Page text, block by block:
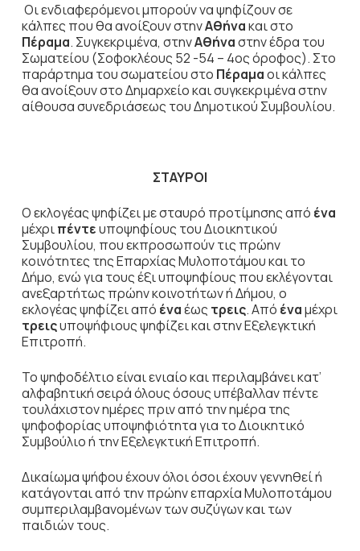
Οι ενδιαφερόμενοι μπορούν να ψηφίζουν σε
κάλπες που θα ανοίξουν στηνΑθήνακαι στο
Πέραμα. Συγκεκριμένα, στηνΑθήναστην έδρα του
Σωματείου (Σοφοκλέους 52 -54 – 4ος όροφος). Στο
παράρτημα του σωματείου στο Πέραμαοι κάλπες
θα ανοίξουν στο Δημαρχείο και συγκεκριμένα στην
αίθουσα συνεδριάσεως του Δημοτικού Συμβουλίου.
ΣΤΑΥΡΟΙ
Ο εκλογέας ψηφίζει με σταυρό προτίμησης από ένα
μέχριπέντευποψηφίους του Διοικητικού
Συμβουλίου, που εκπροσωπούν τις πρώην
κοινότητες της Επαρχίας Μυλοποτάμου και το
Δήμο, ενώ για τους έξι υποψηφίους που εκλέγονται
ανεξαρτήτως πρώην κοινοτήτων ή Δήμου, ο
εκλογέας ψηφίζει από έναέως τρεις. Από έναμέχρι
τρειςυποψήφιους ψηφίζει και στην Εξελεγκτική
Επιτροπή.
Το ψηφοδέλτιο είναι ενιαίο και περιλαμβάνει κατ’
αλφαβητική σειρά όλους όσους υπέβαλλαν πέντε
τουλάχιστον ημέρες πριν από την ημέρα της
ψηφοφορίας υποψηφιότητα για το Διοικητικό
Συμβούλιο ή την Εξελεγκτική Επιτροπή.
Δικαίωμα ψήφου έχουν όλοι όσοι έχουν γεννηθεί ή
κατάγονται από την πρώην επαρχία Μυλοποτάμου
συμπεριλαμβανομένων των συζύγων και των
παιδιών τους.